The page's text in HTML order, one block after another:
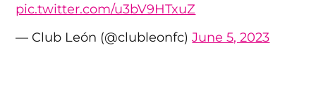
pic.twitter.com/u3bV9HTxuZ
— Club León (@clubleonfc)June 5, 2023